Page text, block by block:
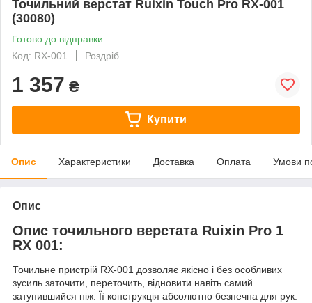
Точильний верстат Ruixin Touch Pro RX-001
(30080)
Готово до відправки
Код: RX-001
Роздріб
1 357 ₴
Купити
Опис Характеристики Доставка Оплата Умови
Опис
Опис точильного верстата Ruixin Pro 1
RX 001:
Точильне пристрій RX-001 дозволяє якісно і без особливих
зусиль заточити, переточить, відновити навіть самий
затупившийся ніж. Її конструкція абсолютно безпечна для рук.